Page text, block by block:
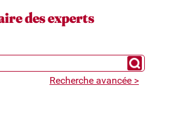
des experts
Chercher
Recherche avancée >